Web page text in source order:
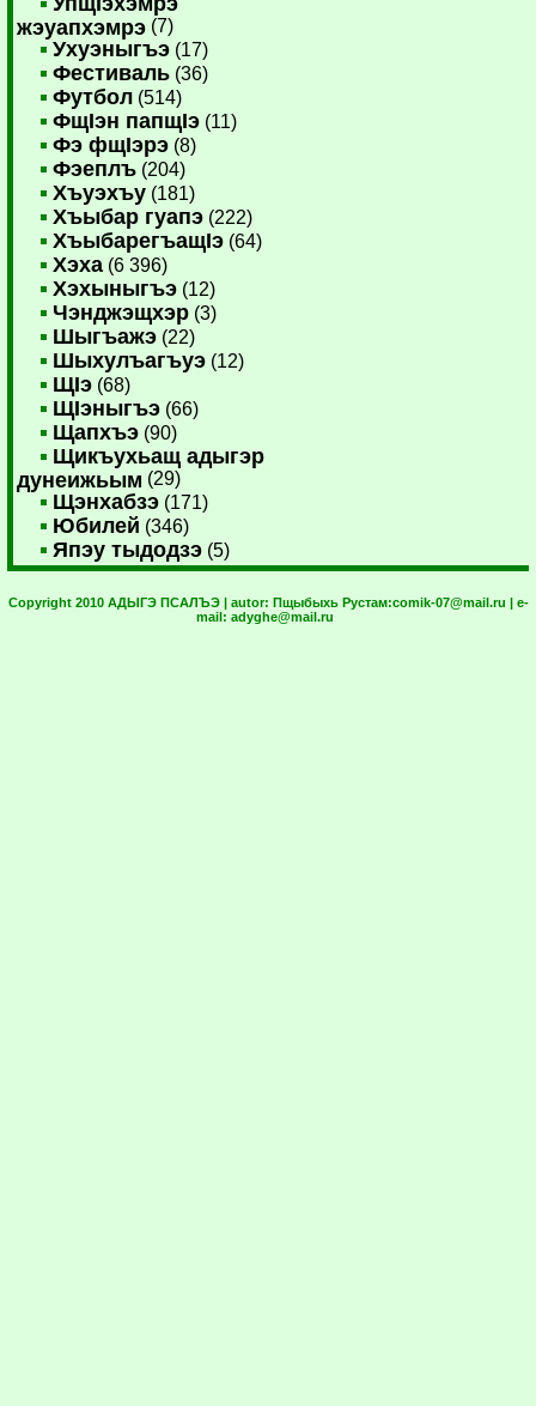
жэуапхэмрэ (7)
Ухуэныгъэ (17)
Фестиваль (36)
Футбол (514)
ФщIэн папщIэ (11)
Фэ фщIэрэ (8)
Фэеплъ (204)
Хъуэхъу (181)
Хъыбар гуапэ (222)
ХъыбарегъащIэ (64)
Хэха (6 396)
Хэхыныгъэ (12)
Чэнджэщхэр (3)
Шыгъажэ (22)
Шыхулъагъуэ (12)
ЩIэ (68)
ЩIэныгъэ (66)
Щапхъэ (90)
Щикъухьащ адыгэр
дунеижьым (29)
Щэнхабзэ (171)
Юбилей (346)
Япэу тыдодзэ (5)
Copyright 2010 АДЫГЭ ПСАЛЪЭ | autor: Пщыбыхь Рустам:comik-07@mail.ru | e-
mail: adyghe@mail.ru